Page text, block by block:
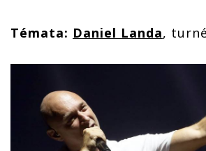
Témata: Daniel Landa,